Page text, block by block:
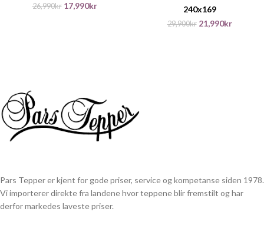
26,990kr 17,990kr 240x169
29,900kr 21,990kr
Pars Tepper er kjent for gode priser, service og kompetanse siden 1978.
Vi importerer direkte fra landene hvor teppene blir fremstilt og har
derfor markedes laveste priser.